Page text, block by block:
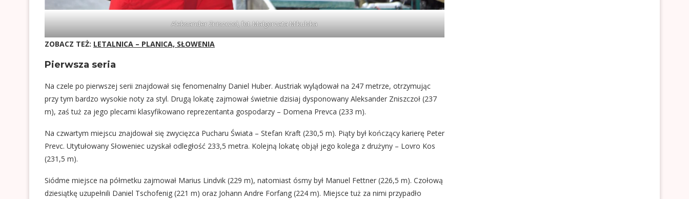
Aleksander Zniszczoł, fot. Małgorzata Mikulska
ZOBACZ TEŻ: LETALNICA – PLANICA, SŁOWENIA
Pierwsza seria
Na czele po pierwszej serii znajdował się fenomenalny Daniel Huber. Austriak wylądował na 247 metrze, otrzymując
przy tym bardzo wysokie noty za styl. Drugą lokatę zajmował świetnie dzisiaj dysponowany Aleksander Zniszczoł (237
m), zaś tuż za jego plecami klasyfikowano reprezentanta gospodarzy – Domena Prevca (233 m).
Na czwartym miejscu znajdował się zwycięzca Pucharu Świata – Stefan Kraft (230,5 m). Piąty był kończący karierę Peter
Prevc. Utytułowany Słoweniec uzyskał odległość 233,5 metra. Kolejną lokatę objął jego kolega z drużyny – Lovro Kos
(231,5 m).
Siódme miejsce na półmetku zajmował Marius Lindvik (229 m), natomiast ósmy był Manuel Fettner (226,5 m). Czołową
dziesiątkę uzupełnili Daniel Tschofenig (221 m) oraz Johann Andre Forfang (224 m). Miejsce tuż za nimi przypadło